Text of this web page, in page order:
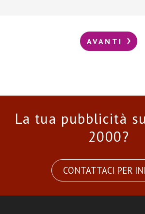
AVANTI
La tua pubblicità
2000?
CONTATTACI PER